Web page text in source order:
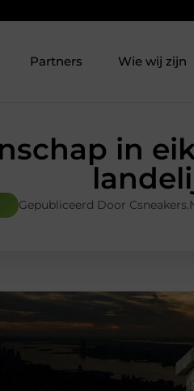
Partners Wie wij zijn
in
Gepubliceerd Door